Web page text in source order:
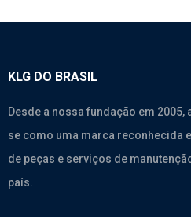
KLG DO BRASIL
Desde a nossa fundação em
se como uma marca reconhecida
de peças e serviços de
país.